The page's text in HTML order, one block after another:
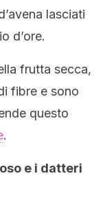
lasciati
d’ore.
frutta secca,
fibre e sono
questo
.
e i datteri